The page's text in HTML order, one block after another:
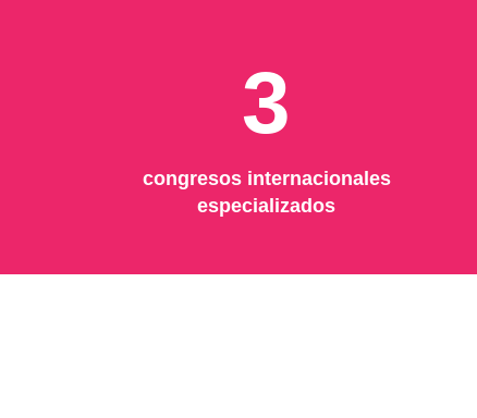
3
congresos internacionales
especializados